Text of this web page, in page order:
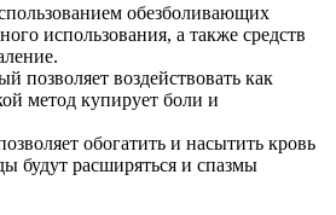
обезболивающих
использования, а также средств
позволяет воздействовать как
метод купирует боли и
обогатить и насытить кровь
будут расширяться и спазмы